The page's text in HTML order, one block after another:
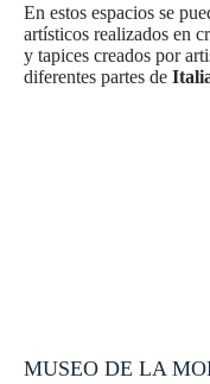
En estos espacios se
artísticos realizados en
y tapices creados por
diferentes partes de
MUSEO DE LA